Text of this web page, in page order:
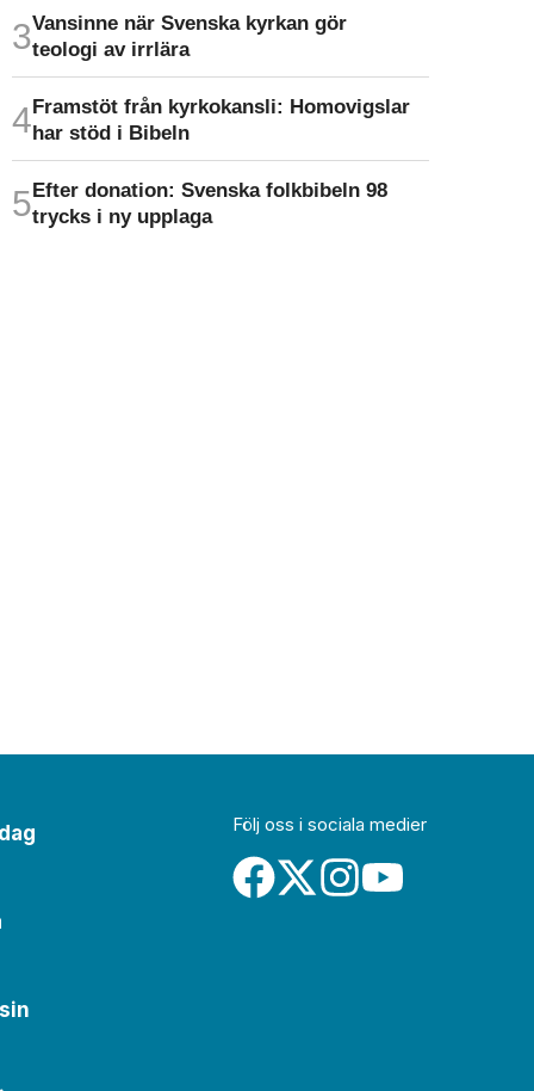
Vansinne när Svenska kyrkan gör
teologi av irrlära
Framstöt från kyrkokansli: Homo­vigslar
har stöd i Bibeln
Efter donation: Svenska folkbibeln 98
trycks i ny upplaga
Följ oss i sociala medier